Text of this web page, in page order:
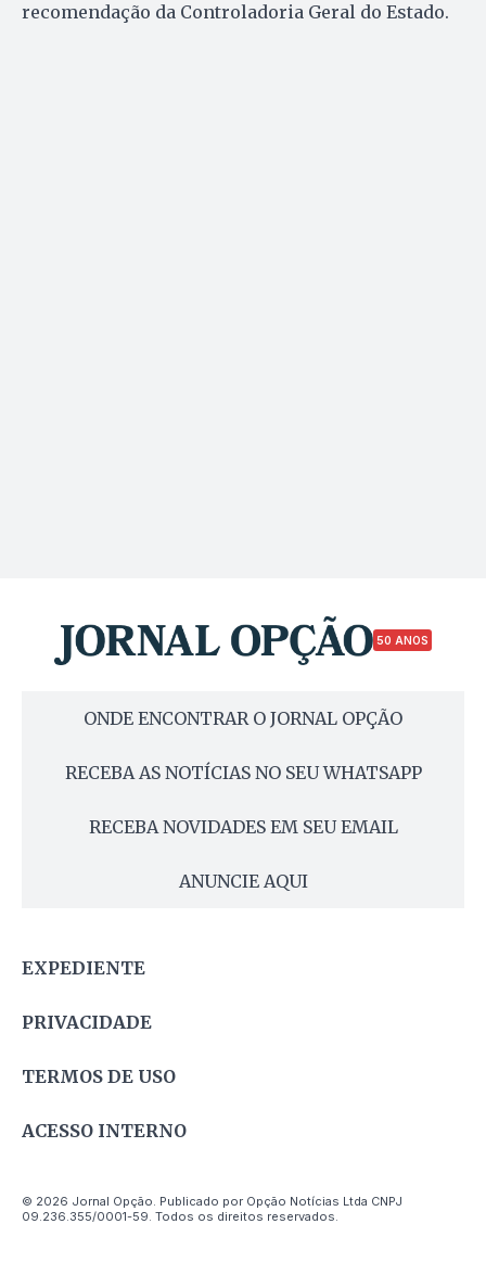
recomendação da Controladoria Geral do Estado.
50 ANOS
ONDE ENCONTRAR O JORNAL OPÇÃO
RECEBA AS NOTÍCIAS NO SEU WHATSAPP
RECEBA NOVIDADES EM SEU EMAIL
ANUNCIE AQUI
EXPEDIENTE
PRIVACIDADE
TERMOS DE USO
ACESSO INTERNO
© 2026 Jornal Opção. Publicado por Opção Notícias Ltda CNPJ
09.236.355/0001-59. Todos os direitos reservados.